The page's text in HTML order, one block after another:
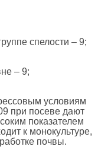
спелости – 9;
– 9;
условиям
при посеве дают
показателем
к монокультуре,
почвы.